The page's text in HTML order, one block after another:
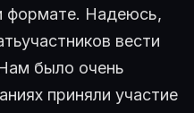
формате. Надеюсь,
вести
было очень
приняли участие